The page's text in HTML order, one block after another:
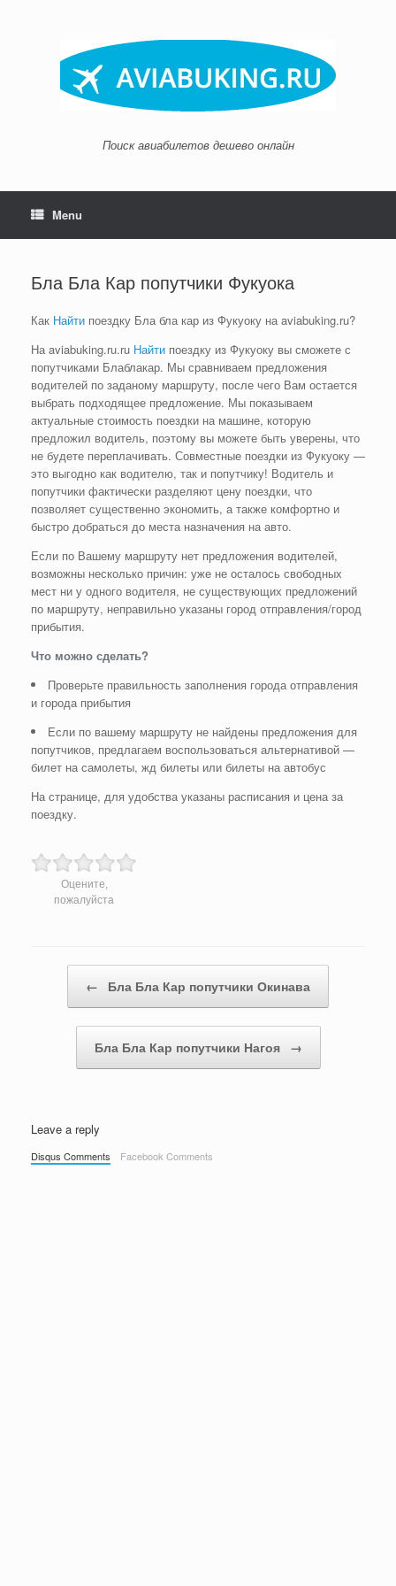
Поиск авиабилетов дешево онлайн
Menu
Бла Бла Кар попутчики Фукуока
Как Найти поездку Бла бла кар из Фукуоку на aviabuking.ru?
На aviabuking.ru.ru Найти поездку из Фукуоку вы сможете с
попутчиками Блаблакар. Мы сравниваем предложения
водителей по заданому маршруту, после чего Вам остается
выбрать подходящее предложение. Мы показываем
актуальные стоимость поездки на машине, которую
предложил водитель, поэтому вы можете быть уверены, что
не будете переплачивать. Совместные поездки из Фукуоку —
это выгодно как водителю, так и попутчику! Водитель и
попутчики фактически разделяют цену поездки, что
позволяет существенно экономить, а также комфортно и
быстро добраться до места назначения на авто.
Если по Вашему маршруту нет предложения водителей,
возможны несколько причин: уже не осталось свободных
мест ни у одного водителя, не существующих предложений
по маршруту, неправильно указаны город отправления/город
прибытия.
Что можно сделать?
Проверьте правильность заполнения города отправления
и города прибытия
Если по вашему маршруту не найдены предложения для
попутчиков, предлагаем воспользоваться альтернативой —
билет на самолеты, жд билеты или билеты на автобус
На странице, для удобства указаны расписания и цена за
поездку.
Оцените,
пожалуйста
Post navigation
← Бла Бла Кар попутчики Окинава
Бла Бла Кар попутчики Нагоя →
Leave a reply
Disqus Comments Facebook Comments